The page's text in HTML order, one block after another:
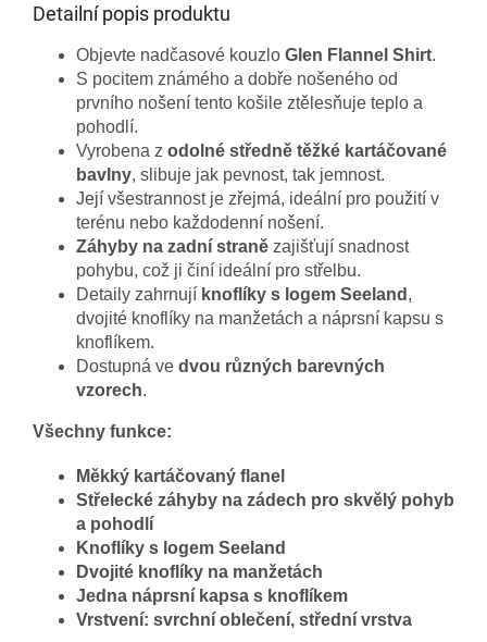
Detailní popis produktu
Objevte nadčasové kouzlo Glen Flannel Shirt.
S pocitem známého a dobře nošeného od
prvního nošení tento košile ztělesňuje teplo a
pohodlí.
Vyrobena z odolné středně těžké kartáčované
bavlny, slibuje jak pevnost, tak jemnost.
Její všestrannost je zřejmá, ideální pro použití v
terénu nebo každodenní nošení.
Záhyby na zadní straně zajišťují snadnost
pohybu, což ji činí ideální pro střelbu.
Detaily zahrnují knoflíky s logem Seeland ,
dvojité knoflíky na manžetách a náprsní kapsu s
knoflíkem.
Dostupná ve dvou různých barevných
vzorech.
Všechny funkce:
Měkký kartáčovaný flanel
Střelecké záhyby na zádech pro skvělý pohyb
a pohodlí
Knoflíky s logem Seeland
Dvojité knoflíky na manžetách
Jedna náprsní kapsa s knoflíkem
Vrstvení: svrchní oblečení, střední vrstva